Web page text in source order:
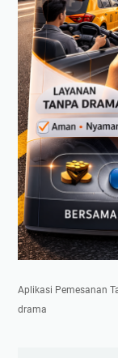
Aplikasi Pemesanan
drama